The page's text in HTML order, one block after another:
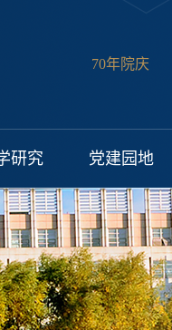
70年院庆
研究 党建园地